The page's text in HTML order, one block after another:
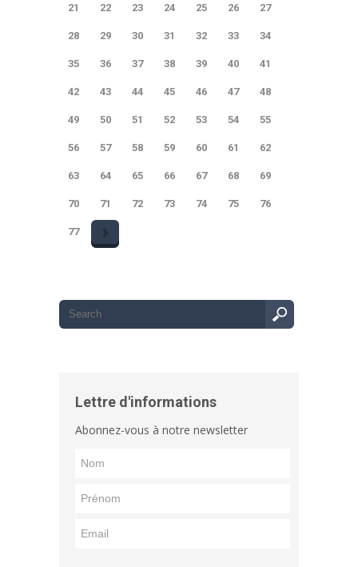
21 22 23 24 25 26 27
28 29 30 31 32 33 34
35 36 37 38 39 40 41
42 43 44 45 46 47 48
49 50 51 52 53 54 55
56 57 58 59 60 61 62
63 64 65 66 67 68 69
70 71 72 73 74 75 76
77
Lettre d'informations
Abonnez-vous à notre newsletter